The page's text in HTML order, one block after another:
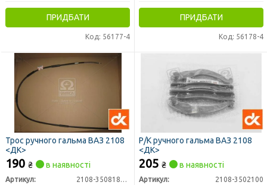
ПРИДБАТИ
Код: 56177-4
ПРИДБАТИ
Код: 56178-4
Трос ручного гальма ВАЗ 2108
<ДК>
190 ₴ в наявності
Артикул:
2108-3508180-02
Р/К ручного гальма ВАЗ 2108
<ДК>
205 ₴ в наявності
Артикул:
2108-3502100